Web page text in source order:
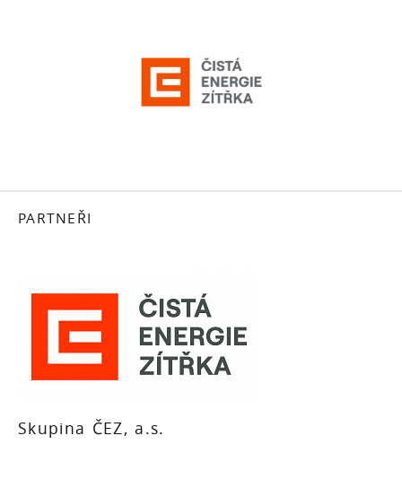
PARTNEŘI
Skupina ČEZ, a.s.